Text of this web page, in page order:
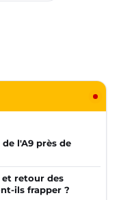
l'A9 près de
et retour des
ils frapper ?